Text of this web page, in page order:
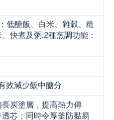
低醣飯、白米、雜穀、糙
快煮及粥,2種烹調功能：
效減少飯中醣分
炭塗層，提高熱力傳
芯；同時令厚釜防黏易